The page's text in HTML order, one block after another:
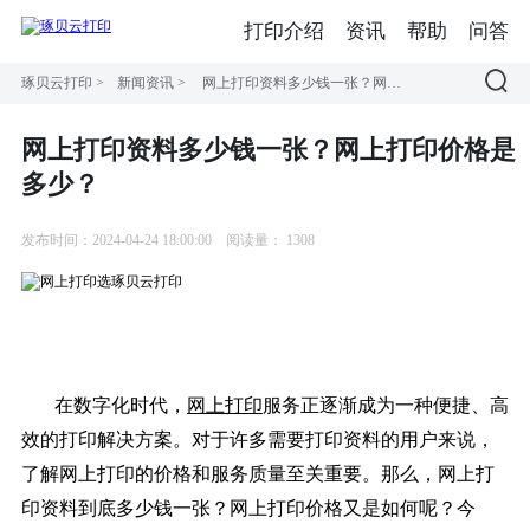
琢贝云打印 > 新闻资讯 >
网上打印资料多少钱一张？网上打印价格是
多少？
发布时间：2024-04-24 18:00:00 阅读量： 1308
在数字化时代， 网上打印服务正逐渐成为一种便捷、高
效的打印解决方案。对于许多需要打印资料的用户来说，
了解网上打印的价格和服务质量至关重要。那么，网上打
印资料到底多少钱一张？网上打印价格又是如何呢？今
打印介绍 资讯 帮助 问答